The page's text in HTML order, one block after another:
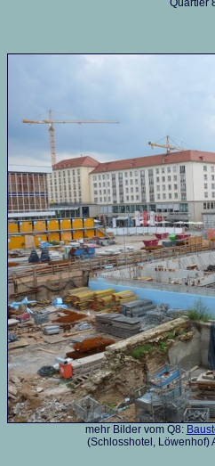
Quartier
mehr Bilder vom Q8:
(Schlosshotel, Löwenhof)